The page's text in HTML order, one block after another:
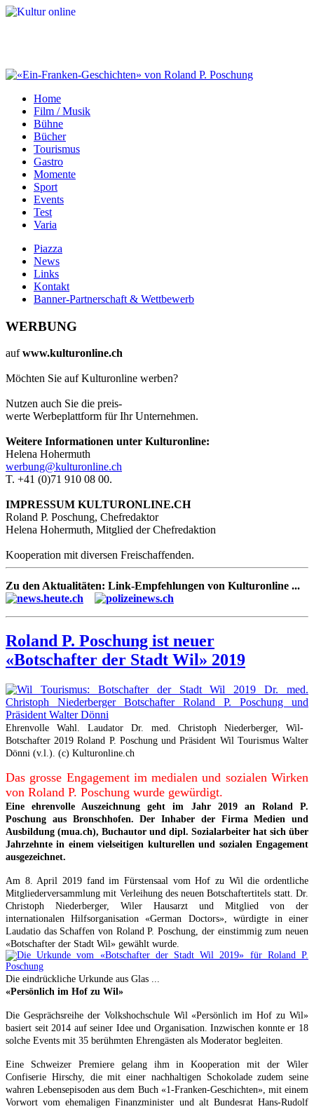
Home
Film / Musik
Bühne
Bücher
Tourismus
Gastro
Momente
Sport
Events
Test
Varia
Piazza
News
Links
Kontakt
Banner-Partnerschaft & Wettbewerb
WERBUNG
aufwww.kulturonline.ch
Möchten Sie auf Kulturonline werben?
Nutzen auch Sie die preis-
werte Werbeplattform für Ihr Unternehmen.
Weitere Informationen unter Kulturonline:
Helena Hohermuth
werbung@kulturonline.ch
T. +41 (0)71 910 08 00.
IMPRESSUM KULTURONLINE.CH
Roland P. Poschung, Chefredaktor
Helena Hohermuth, Mitglied der Chefredaktion
Kooperation mit diversen Freischaffenden.
Zu den Aktualitäten: Link-Empfehlungen von Kulturonline ...
Roland P. Poschung ist neuer
«Botschafter der Stadt Wil» 2019
Ehrenvolle Wahl. Laudator Dr. med. Christoph Niederberger, Wil-
Botschafter 2019 Roland P. Poschung und Präsident Wil Tourismus Walter
Dönni (v.l.). (c) Kulturonline.ch
Das grosse Engagement im medialen und sozialen Wirken
von Roland P. Poschung wurde gewürdigt.
Eine ehrenvolle Auszeichnung geht im Jahr 2019 an Roland P.
Poschung aus Bronschhofen. Der Inhaber der Firma Medien und
Ausbildung (mua.ch), Buchautor und dipl. Sozialarbeiter hat sich über
Jahrzehnte in einem vielseitigen kulturellen und sozialen Engagement
ausgezeichnet.
Am 8. April 2019 fand im Fürstensaal vom Hof zu Wil die ordentliche
Mitgliederversammlung mit Verleihung des neuen Botschaftertitels statt. Dr.
Christoph Niederberger, Wiler Hausarzt und Mitglied von der
internationalen Hilfsorganisation «German Doctors», würdigte in einer
Laudatio das Schaffen von Roland P. Poschung, der einstimmig zum neuen
«Botschafter der Stadt Wil» gewählt wurde.
Die eindrückliche Urkunde aus Glas ...
«Persönlich im Hof zu Wil»
Die Gesprächsreihe der Volkshochschule Wil «Persönlich im Hof zu Wil»
basiert seit 2014 auf seiner Idee und Organisation. Inzwischen konnte er 18
solche Events mit 35 berühmten Ehrengästen als Moderator begleiten.
Eine Schweizer Premiere gelang ihm in Kooperation mit der Wiler
Confiserie Hirschy, die mit einer nachhaltigen Schokolade zudem seine
wahren Lebensepisoden aus dem Buch «1-Franken-Geschichten», mit einem
Vorwort vom ehemaligen Finanzminister und alt Bundesrat Hans-Rudolf